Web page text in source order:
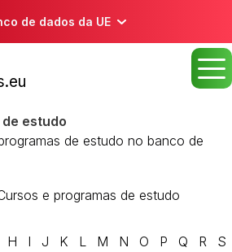
de dados da UE
estudo
de estudo no banco de
e programas de estudo
H I J K L M N O P Q R
S